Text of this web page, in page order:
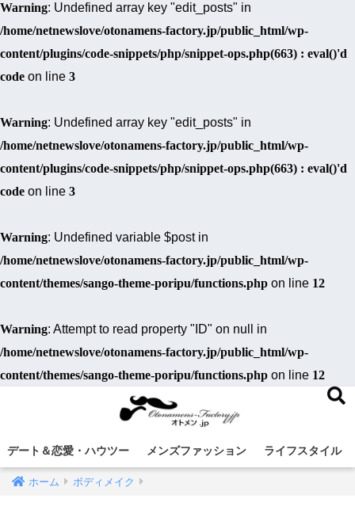
Warning: Undefined array key "edit_posts" in
/home/netnewslove/otonamens-factory.jp/public_html/wp-
content/plugins/code-snippets/php/snippet-ops.php(663) : eval()'d
code on line 3
Warning: Undefined array key "edit_posts" in
/home/netnewslove/otonamens-factory.jp/public_html/wp-
content/plugins/code-snippets/php/snippet-ops.php(663) : eval()'d
code on line 3
Warning: Undefined variable $post in
/home/netnewslove/otonamens-factory.jp/public_html/wp-
content/themes/sango-theme-poripu/functions.php on line 12
Warning: Attempt to read property "ID" on null in
/home/netnewslove/otonamens-factory.jp/public_html/wp-
content/themes/sango-theme-poripu/functions.php on line 12
デート＆恋愛・ハウツー メンズファッション ライフスタイル
ホーム ボディメイク